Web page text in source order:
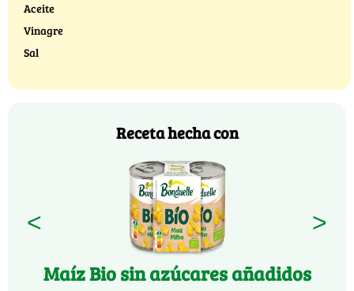
Aceite
Vinagre
Sal
Receta hecha con
<
Maíz Bio sin azúcares añadidos
>